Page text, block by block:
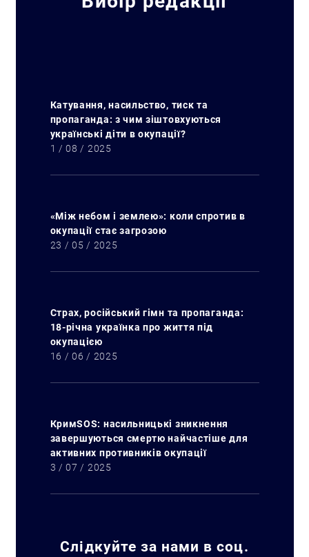
Катування, насильство, тиск та
пропаганда: з чим зіштовхуються
українські діти в окупації?
1 / 08 / 2025
«Між небом і землею»: коли спротив в
окупації стає загрозою
23 / 05 / 2025
Страх, російський гімн та пропаганда:
18-річна українка про життя під
окупацією
16 / 06 / 2025
КримSOS: насильницькі зникнення
завершуються смертю найчастіше для
активних противників окупації
3 / 07 / 2025
Слідкуйте за нами в соц.